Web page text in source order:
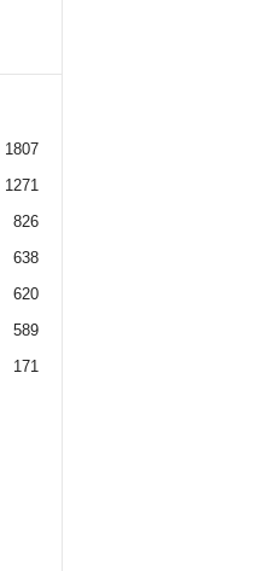
1807
1271
826
638
620
589
171